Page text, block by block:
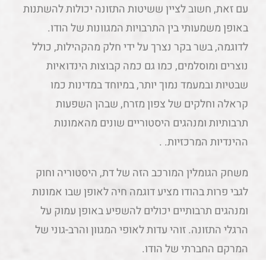
עם זאת, חשוב לציין ששיטות התזונה יכולות להשתנות
באופן משמעותי בין התרבויות המגוונות של הודו.
לדוגמה, בשר בקר נצרך על ידי חלק מהקהילות, כולל
נוצרים ומוסלמים, כמו גם כמה קבוצות הינדואיות
שבטיות ובמעמד נמוך יותר, במיוחד במדינות כמו
קראלה וחלקים של צפון מזרח, שבהן השפעות
תרבותיות ומנהגים היסטוריים שונים מהאמונות
ההינדיות המרכזיות. .
משחק הגומלין המורכב הזה של דת, היסטוריה וחוק
לגבי פרות בהודו מציע דוגמה חיה לאופן שבו אמונות
ומנהגים תרבותיים יכולים להשפיע באופן עמוק על
הרגלי התזונה. זוהי עדות לאופי המגוון והרב-גוני של
המרקם החברתי של הודו.